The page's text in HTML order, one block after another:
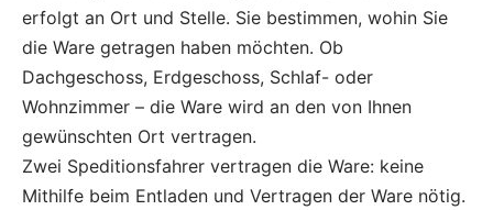
erfolgt an Ort und Stelle. Sie bestimmen, wohin Sie
die Ware getragen haben möchten. Ob
Dachgeschoss, Erdgeschoss, Schlaf- oder
Wohnzimmer – die Ware wird an den von Ihnen
gewünschten Ort vertragen.
Zwei Speditionsfahrer vertragen die Ware: keine
Mithilfe beim Entladen und Vertragen der Ware nötig.